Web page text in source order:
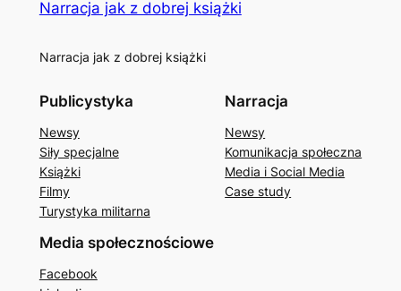
Narracja jak z dobrej książki
Narracja jak z dobrej książki
Publicystyka
Newsy
Siły specjalne
Książki
Filmy
Turystyka militarna
Narracja
Newsy
Komunikacja społeczna
Media i Social Media
Case study
Media społecznościowe
Facebook